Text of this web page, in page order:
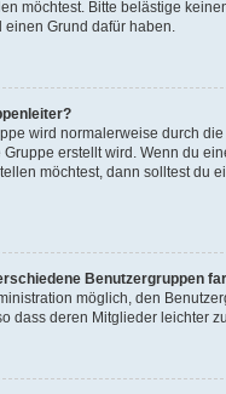
möchtest. Bitte belästige
einen Grund dafür haben.
wird normalerweise durch
erstellt wird. Wenn du
möchtest, dann solltest du
Benutzergruppen
möglich, den
dass deren Mitglieder leichter